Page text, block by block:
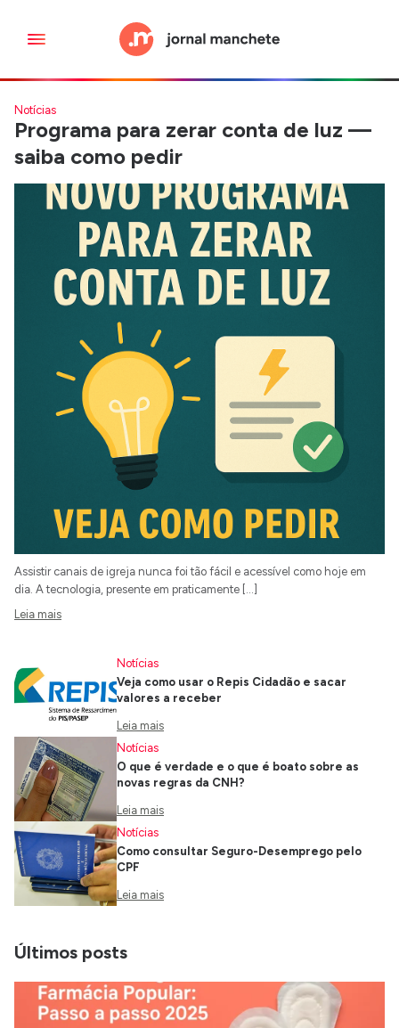
Notícias
Programa para zerar conta de luz —
saiba como pedir
Assistir canais de igreja nunca foi tão fácil e acessível como hoje em
dia. A tecnologia, presente em praticamente […]
Leia mais
Notícias
Veja como usar o Repis Cidadão e sacar
valores a receber
Leia mais
Notícias
O que é verdade e o que é boato sobre as
novas regras da CNH?
Leia mais
Notícias
Como consultar Seguro-Desemprego pelo
CPF
Leia mais
Últimos posts